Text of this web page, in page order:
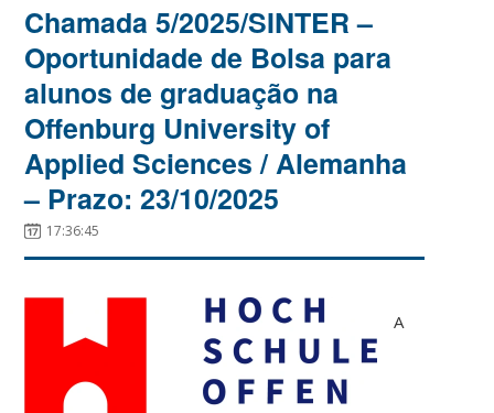
Chamada 5/2025/SINTER –
Oportunidade de Bolsa para
alunos de graduação na
Offenburg University of
Applied Sciences / Alemanha
– Prazo: 23/10/2025
17:36:45
A